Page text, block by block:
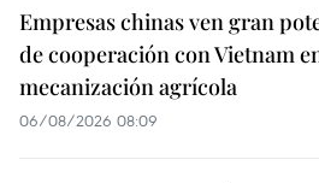
Empresas chinas ven gran
de cooperación con Vietnam
mecanización agrícola
06/08/2026 08:09